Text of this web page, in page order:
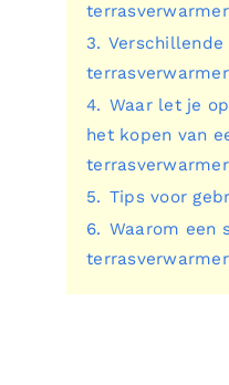
terrasverwarmer
3.
4. Waar let je
het kopen van
5. Tips voor
6. Waarom een